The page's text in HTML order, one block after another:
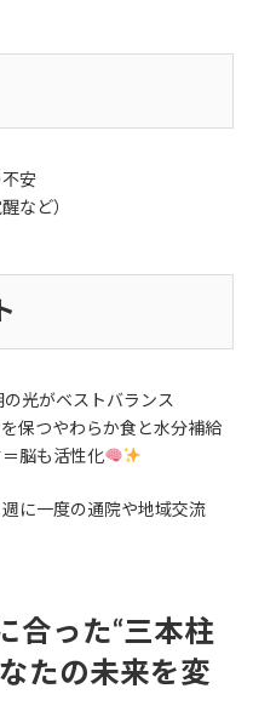
安
など）
光がベストバランス
保つやわらか食と水分補給
脳も活性化
に一度の通院や地域交流
合った“三本柱
たの未来を変